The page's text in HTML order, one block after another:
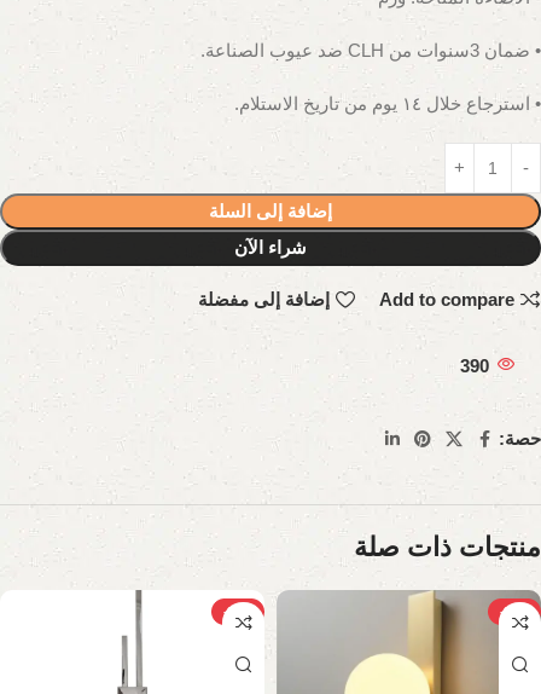
• ضمان 3سنوات من CLH ضد عيوب الصناعة.
• استرجاع خلال ١٤ يوم من تاريخ الاستلام.
إضافة إلى السلة
شراء الآن
Add to compare إضافة إلى مفضلة
390
حصة:
منتجات ذات صلة
-21%
-23%